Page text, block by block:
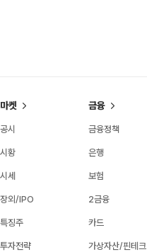
마켓
공시
시황
시세
장외/IPO
특징주
투자전략
금융
금융정책
은행
보험
2금융
카드
가상자산/핀테크